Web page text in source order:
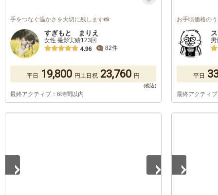
手をつなぐ温かさを大切に残します📸
すぎもと まりえ
女性 撮影実績123回
4.96
82件
平日 19,800 円土日祝 23,760 円
最終アクティブ：6時間以内
お手頃価格の
平日
最終アクティ